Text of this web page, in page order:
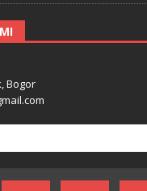
Bogor